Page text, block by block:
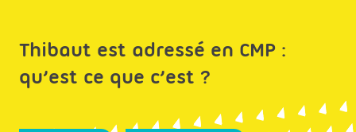
Thibaut est adressé en CMP :
qu’est ce que c’est ?